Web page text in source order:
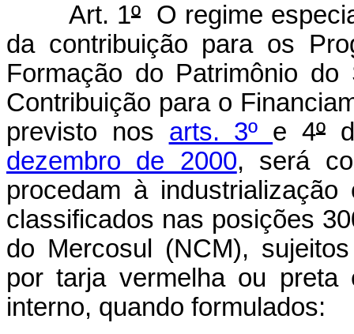
Art. 1º O regime
da contribuição para os
Formação do Patrimônio
Contribuição para o
previsto nos arts. 3º e 4º
dezembro de 2000, será
procedam à
classificados nas posições
do Mercosul (NCM),
por tarja vermelha ou
interno, quando formulados: